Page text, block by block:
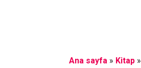
Ana sayfa» Kitap»